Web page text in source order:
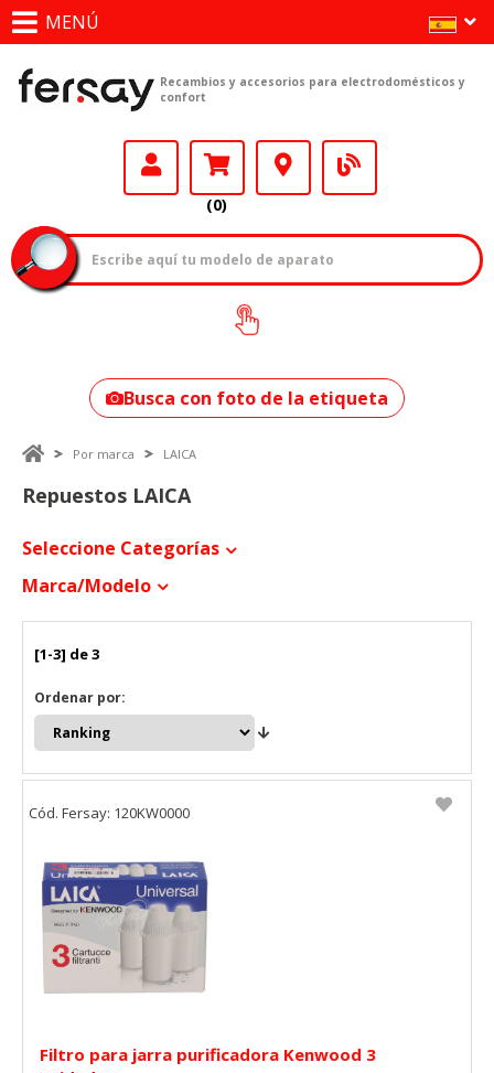
MENÚ
Recambios y accesorios para electrodomésticos y
confort
(0)
¿Cómo encontrar
tu modelo?
Busca con foto de la etiqueta
Por marca LAICA
Repuestos LAICA
Seleccione Categorías
Marca/modelo
[1-3] de 3
Ordenar por:
Filtro para jarra purificadora Kenwood 3
Cód. Fersay: 120KW0000